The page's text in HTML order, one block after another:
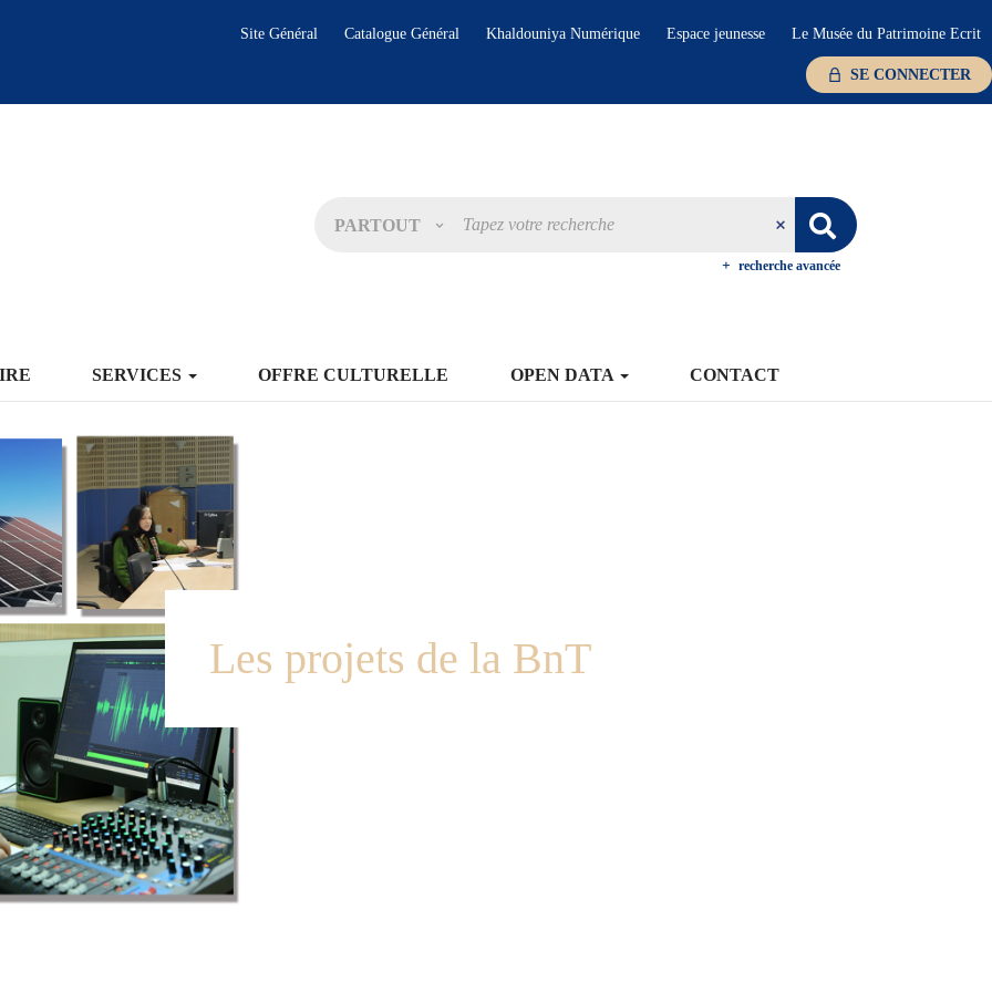
Site Général Catalogue Général Khaldouniya Numérique Espace jeunesse Le Musée du Patrimoine Ecrit
SE CONNECTER
PARTOUT
recherche avancée
SERVICES OFFRE CULTURELLE OPEN DATA CONTACT
Les projets de la BnT